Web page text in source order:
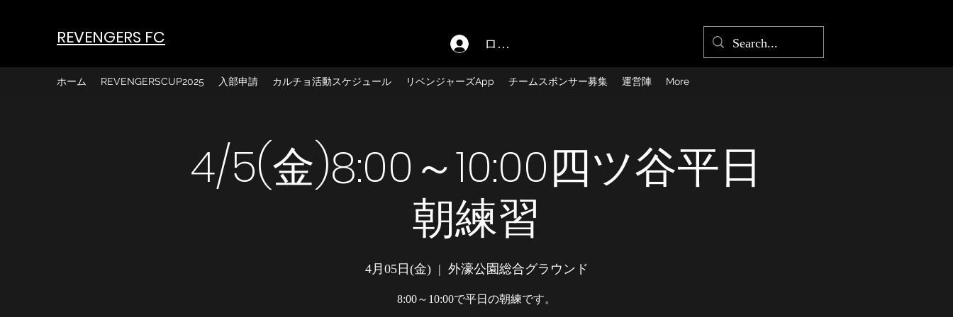
REVENGERS FC ログイン
ホーム REVENGERSCUP2025 入部申請 カルチョ活動スケジュール リベンジャーズApp チームスポンサー募集 運営陣 More
4/5(金)8:00～10:00四ツ谷平日
朝練習
4月05日(金)
  |
外濠公園総合グラウンド
8:00～10:00で平日の朝練です。